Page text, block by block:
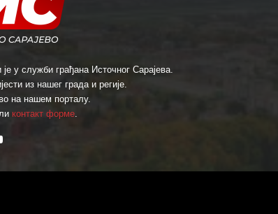
у служби грађана Источног Сарајева.
из нашег града и регије.
на нашем порталу.
контакт форме